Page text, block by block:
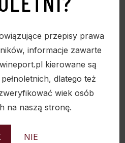
przepisy prawa
informacje zawarte
kierowane są
dlatego też
wiek osób
na naszą stronę.
NIE
Sold